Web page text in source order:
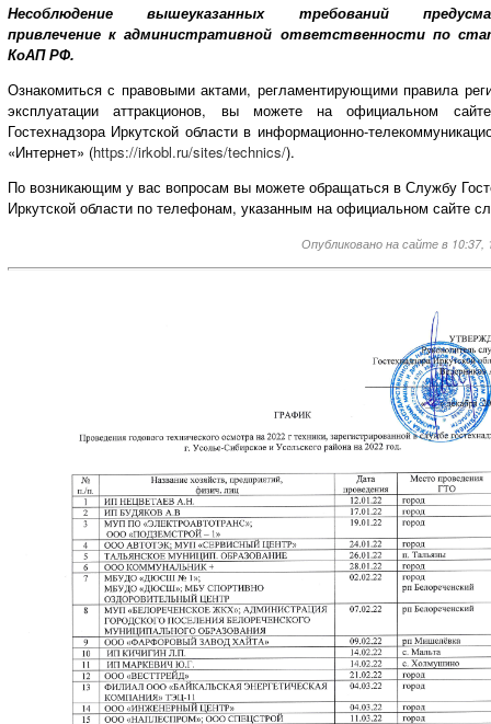
Несоблюдение вышеуказанных требований
привлечение к административной ответственности по
КоАП РФ.
Ознакомиться с правовыми актами, регламентирующими правила
эксплуатации аттракционов, вы можете на официальном
Гостехнадзора Иркутской области в информационно-
«Интернет» (https://irkobl.ru/sites/technics/).
По возникающим у вас вопросам вы можете обращаться в Службу
Иркутской области по телефонам, указанным на официальном сайте
Опубликовано на сайте в 10:37,